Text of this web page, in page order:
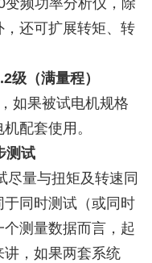
变频功率分析仪，除
还可扩展转矩、转
级（满量程）
如果被试电机规格
配套使用。
测试
尽量与扭矩及转速同
同时测试（或同时
测量数据而言，起
，如果两套系统